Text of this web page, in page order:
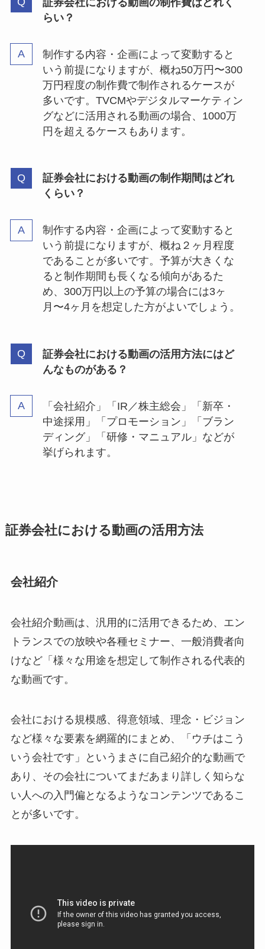
らい？
制作する内容・企画によって変動すると
いう前提になりますが、概ね50万円〜300
万円程度の制作費で制作されるケースが
多いです。TVCMやデジタルマーケティン
グなどに活用される動画の場合、1000万
円を超えるケースもあります。
証券会社における動画の制作期間はどれ
くらい？
制作する内容・企画によって変動すると
いう前提になりますが、概ね２ヶ月程度
であることが多いです。予算が大きくな
ると制作期間も長くなる傾向があるた
め、300万円以上の予算の場合には3ヶ
月〜4ヶ月を想定した方がよいでしょう。
証券会社における動画の活用方法にはど
んなものがある？
「会社紹介」「IR／株主総会」「新卒・
中途採用」「プロモーション」「ブラン
ディング」「研修・マニュアル」などが
挙げられます。
証券会社における動画の活用方法
会社紹介
会社紹介動画は、汎用的に活用できるため、エン
トランスでの放映や各種セミナー、一般消費者向
けなど「様々な用途を想定して制作される代表的
な動画です。
会社における規模感、得意領域、理念・ビジョン
など様々な要素を網羅的にまとめ、「ウチはこう
いう会社です」というまさに自己紹介的な動画で
あり、その会社についてまだあまり詳しく知らな
い人への入門偏となるようなコンテンツであるこ
とが多いです。